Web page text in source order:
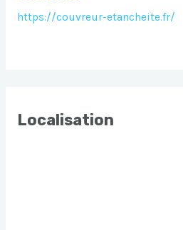
https://couvreur-etancheite.fr/
Localisation